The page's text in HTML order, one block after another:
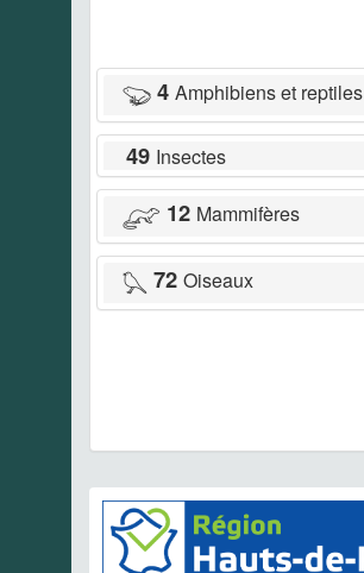
4 Amphibiens et reptiles
49 Insectes
12 Mammifères
72 Oiseaux